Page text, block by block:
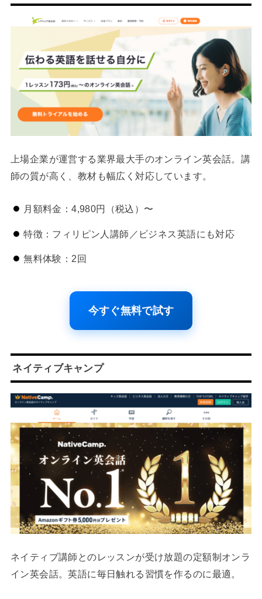
上場企業が運営する業界最大手のオンライン英会話。講
師の質が高く、教材も幅広く対応しています。
月額料金：4,980円（税込）〜
特徴：フィリピン人講師／ビジネス英語にも対応
無料体験：2回
今すぐ無料で試す
ネイティブキャンプ
ネイティブ講師とのレッスンが受け放題の定額制オンラ
イン英会話。英語に毎日触れる習慣を作るのに最適。